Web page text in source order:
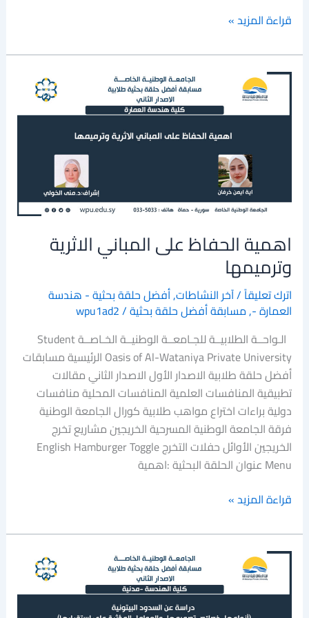
قراءة المزيد »
اهمية الحفاظ على المباني الاثرية
وترميمها
اترك تعليقاً/آخر النشاطات,أفضل حلقة بحثية - هندسة
العمارة -,مسابقة أفضل حلقة بحثية/
wpu1ad2
الـواحــة الطلابيــة للجـامعــة الوطنيــة الخـاصــة Student
Oasis of Al-Wataniya Private University الرئيسية مسابقات
أفضل حلقة طلابية الاصدار الأول الاصدار الثاني مقالات
تطبيقية المنافسات العلمية المنافسات المحلية منافسات
دولية براءات اختراع مواهب طلابية كورال الجامعة الوطنية
فرقة الجامعة الوطنية المسرحية الخريجين مشاريع تخرج
الخريجين الأوائل حفلات التخرج English Hamburger Toggle
Menu عنوان الحلقة البحثية :اهمية
اهمية
الحفاظ
على
وترميمها
قراءة المزيد »
دراسة
السدود